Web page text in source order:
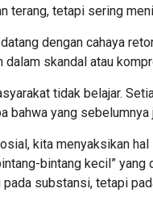
terang, tetapi sering
dengan cahaya
dalam skandal atau
tidak belajar.
bahwa yang
kita menyaksikan
bintang kecil” yang
pada substansi, tetapi